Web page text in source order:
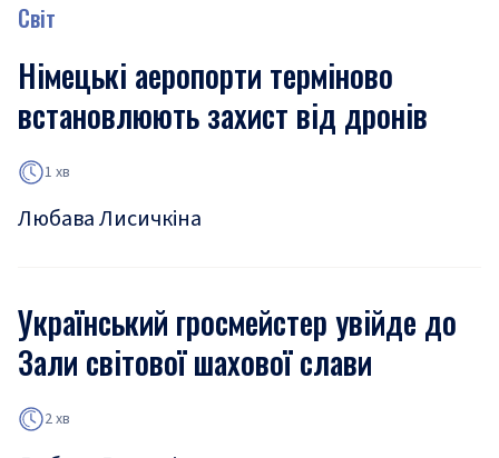
Світ
Німецькі аеропорти терміново
встановлюють захист від дронів
1 хв
Любава Лисичкіна
Український гросмейстер увійде до
Зали світової шахової слави
2 хв